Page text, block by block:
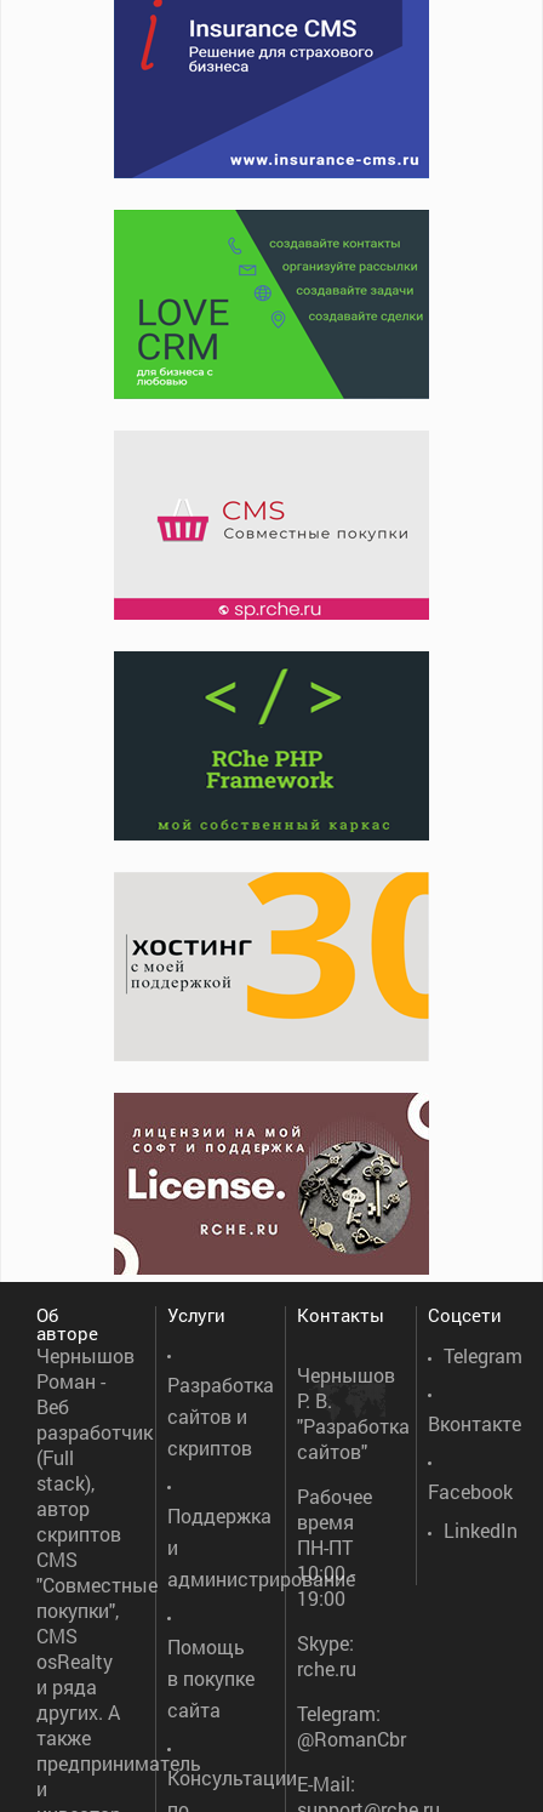
Об
авторе
Чернышов
Роман -
Веб
разработчик
(Full
stack),
автор
скриптов
CMS
"Совместные
покупки",
CMS
osRealty
и ряда
других. А
также
предприниматель
и
Услуги
Разработка
сайтов и
скриптов
Поддержка
и
администрирование
Помощь
в покупке
сайта
Консультации
Контакты
Чернышов
Р. В.
"Разработка
сайтов"
Рабочее
время
ПН-ПТ
10:00 -
19:00
Skype:
rche.ru
Telegram:
@RomanCbr
E-Mail:
Соцсети
Telegram
Вконтакте
Facebook
LinkedIn